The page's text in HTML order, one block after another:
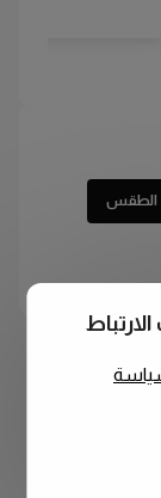
الطقس